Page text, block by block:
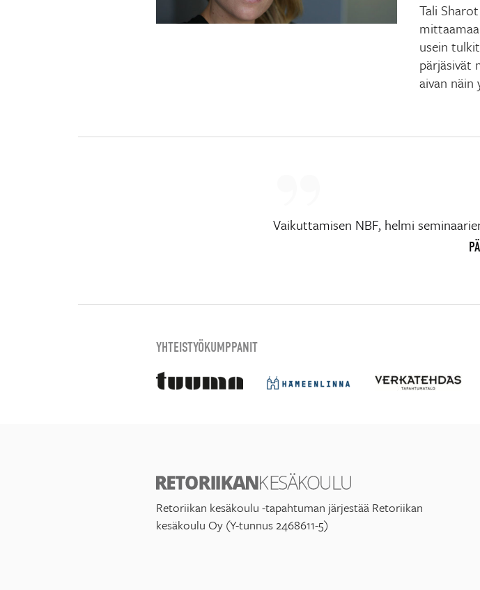
Tali
usein
pärjäsivät
aivan näin
Vaikuttamisen NBF, helmi
YHTEISTYÖKUMPPANIT
Retoriikan kesäkoulu -tapahtuman järjestää Retoriikan
kesäkoulu Oy (Y-tunnus 2468611-5)